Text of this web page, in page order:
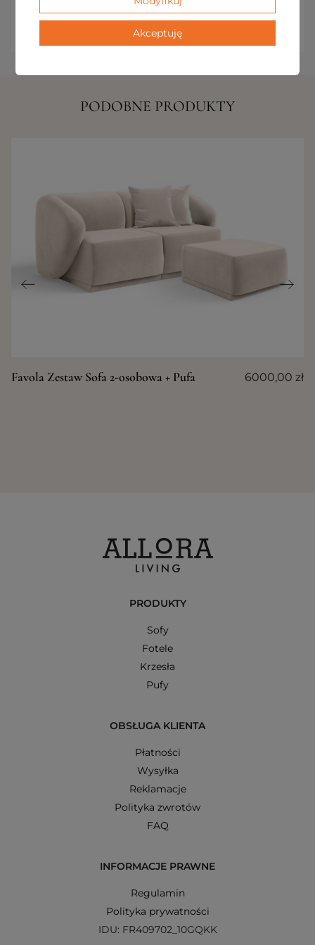
łatwość w utrzymaniu dzięki powłoce
ograniczającej wchłanianie płynów.
PODOBNE PRODUKTY
Favola Zestaw Sofa 2-osobowa + Pufa 6000,00 zł
PRODUKTY
Sofy
Fotele
Krzesła
Pufy
OBSŁUGA KLIENTA
Płatności
Wysyłka
Reklamacje
Polityka zwrotów
FAQ
INFORMACJE PRAWNE
Regulamin
Polityka prywatności
IDU: FR409702_10GQKK
Akceptuję